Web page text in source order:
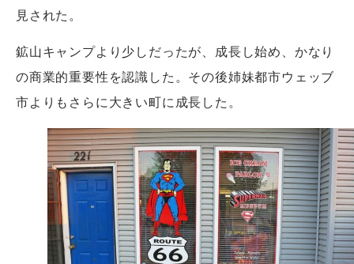
見された。
鉱山キャンプより少しだったが、成長し始め、かなり
の商業的重要性を認識した。その後姉妹都市ウェッブ
市よりもさらに大きい町に成長した。